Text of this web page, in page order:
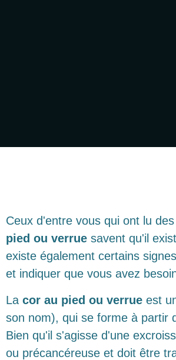
Ceux d'entre vous qui ont lu
pied ou verrue savent qu'il
existe également certains
et indiquer que vous avez
La cor au pied ou verrue est
son nom), qui se forme à partir
Bien qu'il s'agisse d'une
ou précancéreuse et doit être